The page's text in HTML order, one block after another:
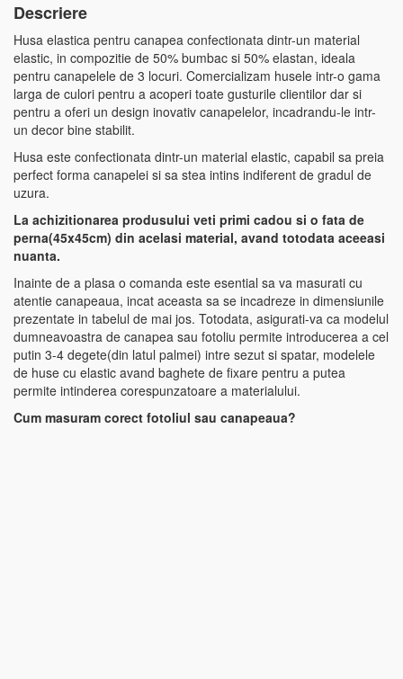
Descriere
Husa elastica pentru canapea confectionata dintr-un material
elastic, in compozitie de 50% bumbac si 50% elastan, ideala
pentru canapelele de 3 locuri. Comercializam husele intr-o gama
larga de culori pentru a acoperi toate gusturile clientilor dar si
pentru a oferi un design inovativ canapelelor, incadrandu-le intr-
un decor bine stabilit.
Husa este confectionata dintr-un material elastic, capabil sa preia
perfect forma canapelei si sa stea intins indiferent de gradul de
uzura.
La achizitionarea produsului veti primi cadou si o fata de
perna(45x45cm) din acelasi material, avand totodata aceeasi
nuanta.
Inainte de a plasa o comanda este esential sa va masurati cu
atentie canapeaua, incat aceasta sa se incadreze in dimensiunile
prezentate in tabelul de mai jos. Totodata, asigurati-va ca modelul
dumneavoastra de canapea sau fotoliu permite introducerea a cel
putin 3-4 degete(din latul palmei) intre sezut si spatar, modelele
de huse cu elastic avand baghete de fixare pentru a putea
permite intinderea corespunzatoare a materialului.
Cum masuram corect fotoliul sau canapeaua?